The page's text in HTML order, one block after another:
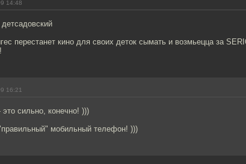
14:48
детсадовский
перестанет кино для своих деток сымать и возмьецца за
16:21
сильно, конечно! )))
мобильный телефон! )))